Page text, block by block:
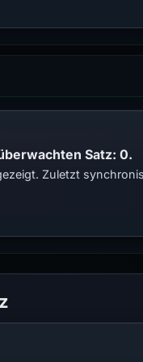
Satz: 0.
Zuletzt